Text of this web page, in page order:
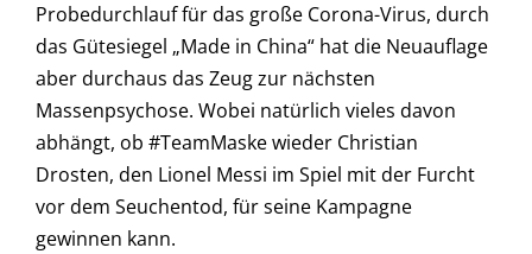
Probedurchlauf für das große Corona-Virus, durch
das Gütesiegel „Made in China“ hat die Neuauflage
aber durchaus das Zeug zur nächsten
Massenpsychose. Wobei natürlich vieles davon
abhängt, ob #TeamMaske wieder Christian
Drosten, den Lionel Messi im Spiel mit der Furcht
vor dem Seuchentod, für seine Kampagne
gewinnen kann.